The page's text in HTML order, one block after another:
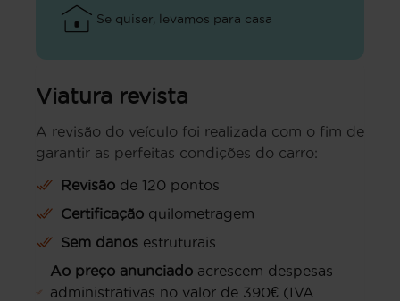
Se quiser, levamos para casa
Viatura revista
A revisão do veículo foi realizada com o fim de
garantir as perfeitas condições do carro:
Revisão de 120 pontos
Certificação quilometragem
Sem danos estruturais
Ao preço anunciado acrescem despesas
administrativas no valor de 390€ (IVA